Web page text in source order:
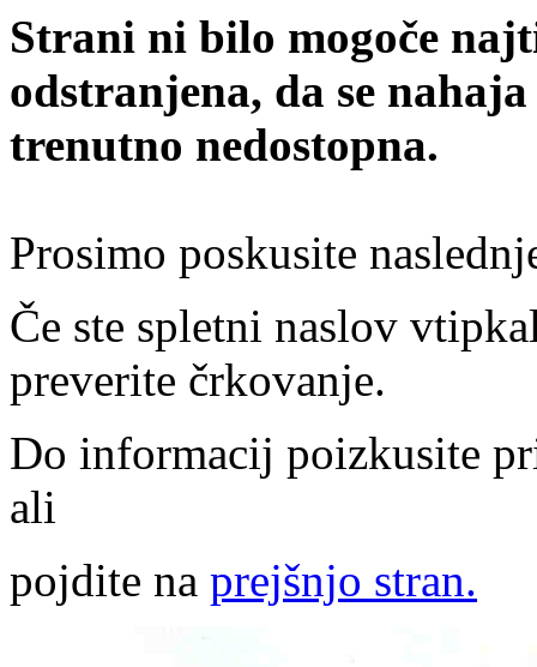
Strani ni bilo mogoče
odstranjena, da se
trenutno nedostopna.
Prosimo poskusite
Če ste spletni naslov
preverite črkovanje.
Do informacij poizkusite
ali
pojdite na prejšnjo stran.